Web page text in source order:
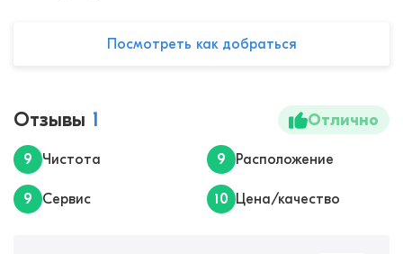
Посмотреть как добраться
Отзывы 1 Отлично
9 Чистота 9 Расположение
9 Сервис 10 Цена/качество